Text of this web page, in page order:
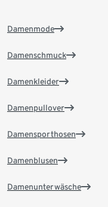
Damenmode
Damenschmuck
Damenkleider
Damenpullover
Damensporthosen
Damenblusen
Damenunterwäsche